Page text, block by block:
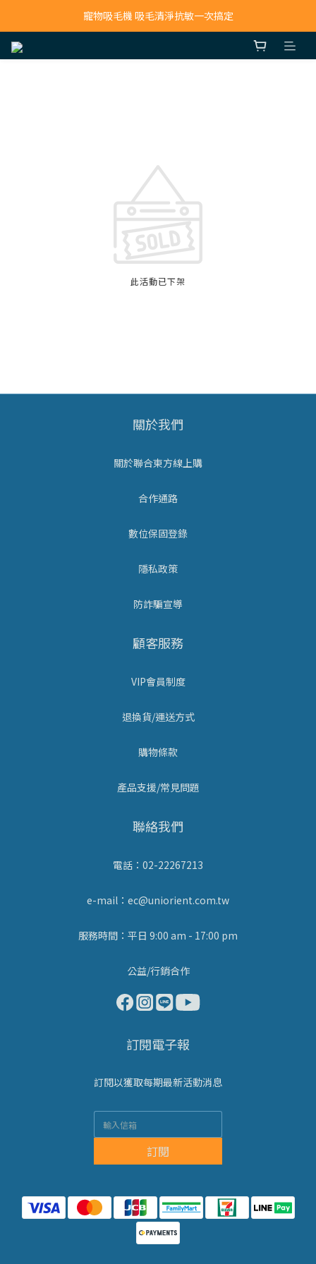
寵物吸毛機 吸毛清淨抗敏一次搞定
寵物吸毛機 吸毛清淨抗敏一次搞定
此活動已下架
關於我們
關於聯合東方線上購
合作通路
數位保固登錄
隱私政策
防詐騙宣導
顧客服務
VIP會員制度
退換貨/運送方式
購物條款
產品支援/常見問題
聯絡我們
電話：02-22267213
e-mail：ec@uniorient.com.tw
服務時間：平日 9:00 am - 17:00 pm
公益/行銷合作
訂閱電子報
訂閱以獲取每期最新活動消息
訂閱